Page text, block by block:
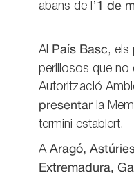
abans de l’1 de
Al País Basc, els
perillosos que no
Autorització
presentar la
termini establert.
AAragó,
Extremadura,